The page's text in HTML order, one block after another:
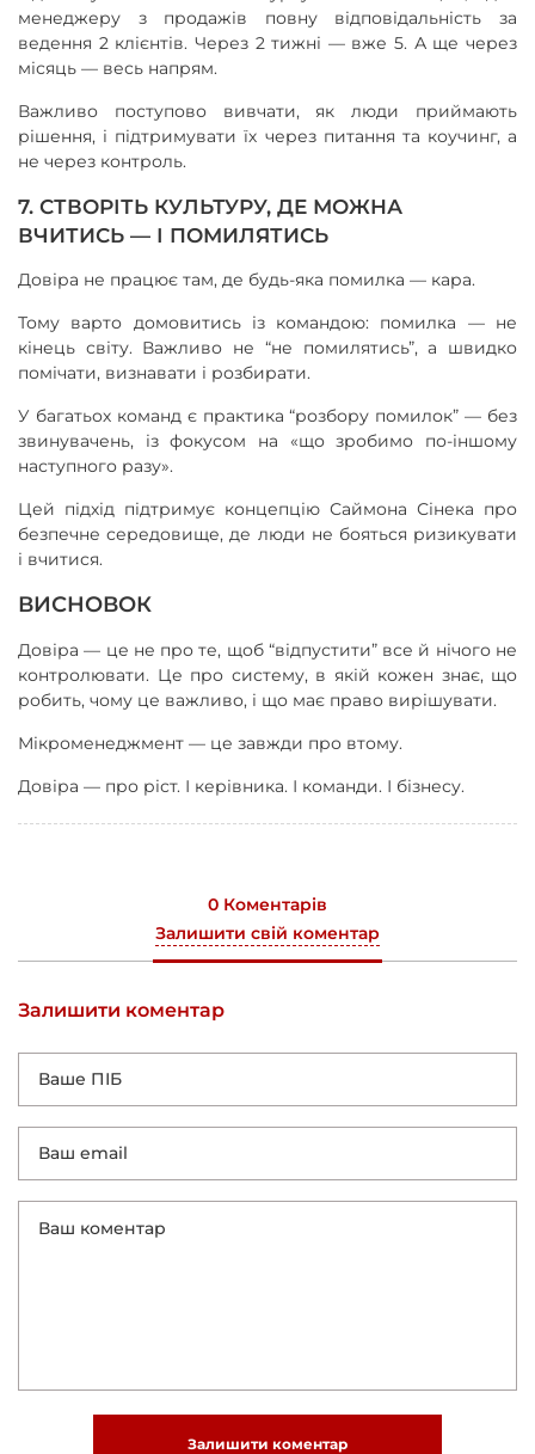
менеджеру з продажів повну відповідальність за
ведення 2 клієнтів. Через 2 тижні — вже 5. А ще через
місяць — весь напрям.
Важливо поступово вивчати, як люди приймають
рішення, і підтримувати їх через питання та коучинг, а
не через контроль.
7. СТВОРІТЬ КУЛЬТУРУ, ДЕ МОЖНА
ВЧИТИСЬ — І ПОМИЛЯТИСЬ
Довіра не працює там, де будь-яка помилка — кара.
Тому варто домовитись із командою: помилка — не
кінець світу. Важливо не “не помилятись”, а швидко
помічати, визнавати і розбирати.
У багатьох команд є практика “розбору помилок” — без
звинувачень, із фокусом на «що зробимо по-іншому
наступного разу».
Цей підхід підтримує концепцію Саймона Сінека про
безпечне середовище, де люди не бояться ризикувати
і вчитися.
ВИСНОВОК
Довіра — це не про те, щоб “відпустити” все й нічого не
контролювати. Це про систему, в якій кожен знає, що
робить, чому це важливо, і що має право вирішувати.
Мікроменеджмент — це завжди про втому.
Довіра — про ріст. І керівника. І команди. І бізнесу.
0 Коментарів
Залишити свій коментар
Залишити коментар
Залишити коментар